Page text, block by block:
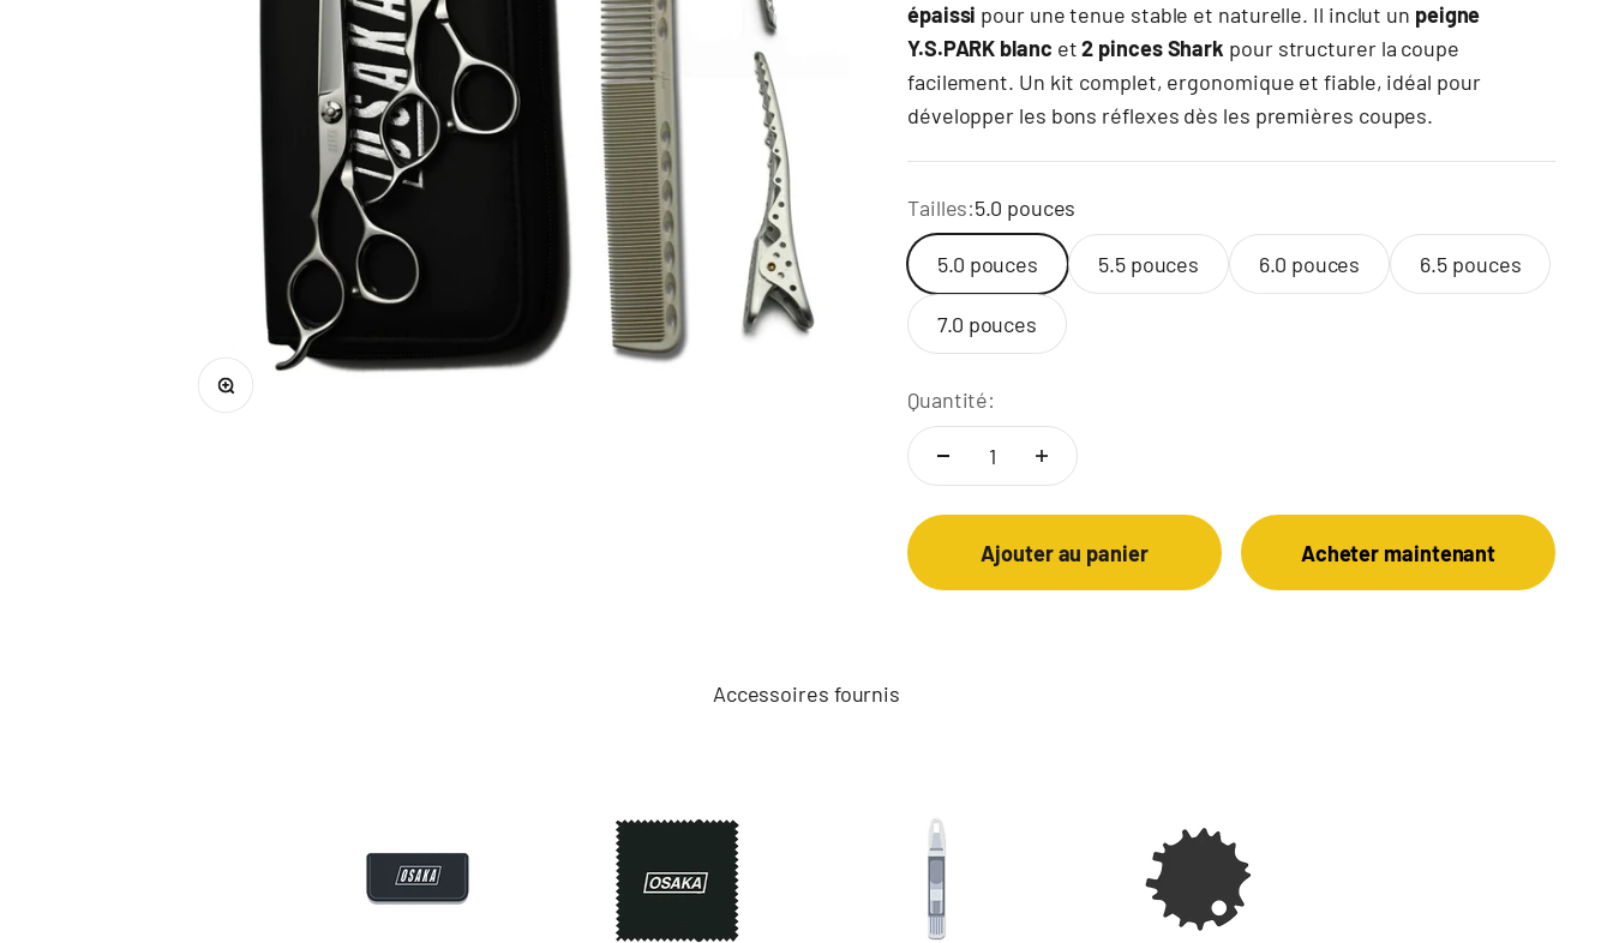
Zoomer sur l'image
épaissi pour une tenue stable et naturelle. Il inclut un peigne
Y.S.PARK blanc et2 pinces Shark pour structurer la coupe
facilement. Un kit complet, ergonomique et fiable, idéal pour
développer les bons réflexes dès les premières coupes.
Tailles:5.0 pouces
5.0 pouces 5.5 pouces 6.0 pouces 6.5 pouces
7.0 pouces
Quantité:
Ajouter au panier Acheter maintenant
Accessoires fournis